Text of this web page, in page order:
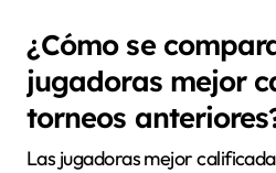
¿Cómo se
jugadoras mejor
torneos
Las jugadoras mejor